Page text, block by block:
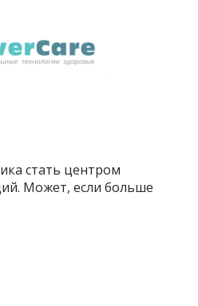
стать центром
Может, если больше